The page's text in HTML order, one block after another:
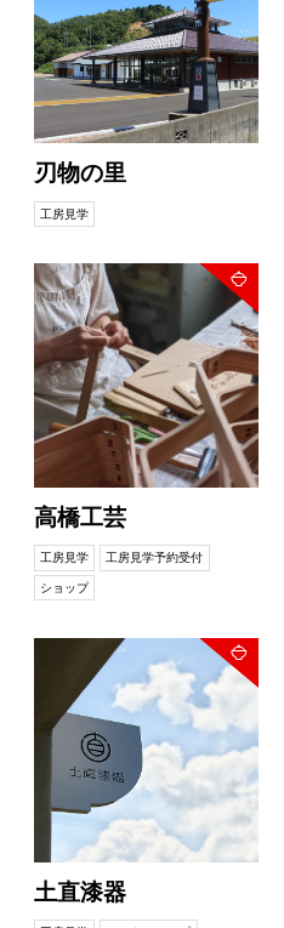
刃物の里
工房見学
高橋工芸
工房見学 工房見学予約受付
ショップ
土直漆器